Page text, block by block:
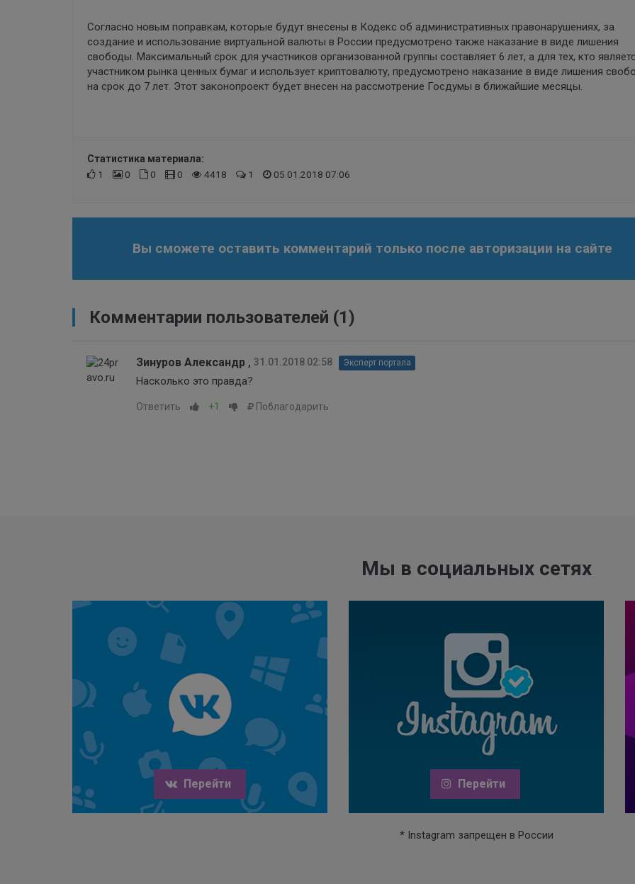
Согласно новым поправкам, которые будут внесены в Кодекс об административных правонарушениях, за
создание и использование виртуальной валюты в России предусмотрено также наказание в виде лишения
свободы. Максимальный срок для участников организованной группы составляет 6 лет, а для тех, кто
участником рынка ценных бумаг и использует криптовалюту, предусмотрено наказание в виде лишения
на срок до 7 лет. Этот законопроект будет внесен на рассмотрение Госдумы в ближайшие месяцы.
Статистика материала:
1
0 0 0 4418 1 05.01.2018 07:06
Вы сможете оставить комментарий только после авторизации на сайте
Комментарии пользователей (1)
Зинуров Александр , 31.01.2018 02:58 Эксперт портала
Насколько это правда?
Ответить +1 Поблагодарить
Мы в социальных сетях
Перейти Перейти
* Instagram запрещен в России